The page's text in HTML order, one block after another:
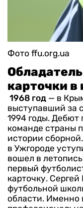
Фото ffu.org.ua
карточки в
1968 год — в
выступавший за
1994 годы. Дебют
команде страны
истории
в Ужгороде
вошел в
первый
карточку. Сергей
футбольной
области. Именно